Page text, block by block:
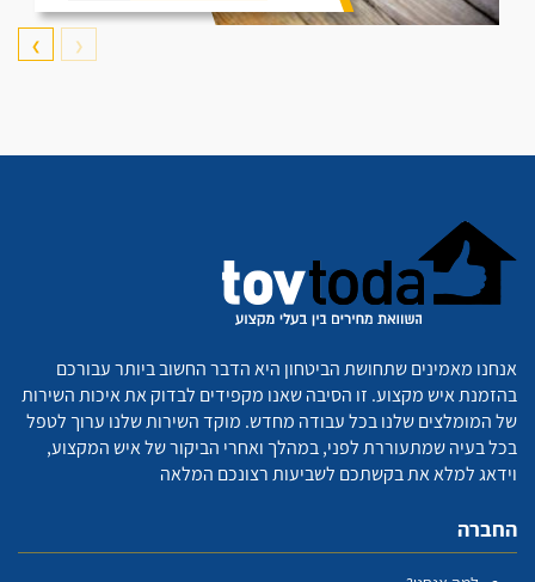
❮
❯
אנחנו מאמינים שתחושת הביטחון היא הדבר החשוב ביותר עבורכם
בהזמנת איש מקצוע. זו הסיבה שאנו מקפידים לבדוק את איכות השירות
של המומלצים שלנו בכל עבודה מחדש. מוקד השירות שלנו ערוך לטפל
בכל בעיה שמתעוררת לפני, במהלך ואחרי הביקור של איש המקצוע,
וידאג למלא את בקשתכם לשביעות רצונכם המלאה
החברה